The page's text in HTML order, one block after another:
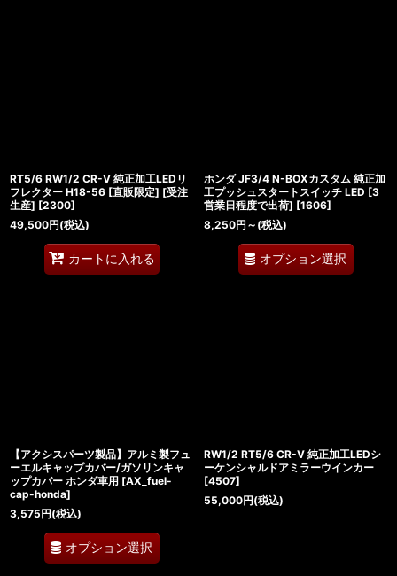
RT5/6 RW1/2 CR-V 純正加工LEDリ
フレクター H18-56 [直販限定] [受注
生産] [2300]
49,500円(税込)
カートに入れる
ホンダ JF3/4 N-BOXカスタム 純正加
工プッシュスタートスイッチ LED [3
営業日程度で出荷] [1606]
8,250円 ～ (税込)
オプション選択
【アクシスパーツ製品】アルミ製フュ
ーエルキャップカバー/ガソリンキャ
ップカバー ホンダ車用 [AX_fuel-
cap-honda]
3,575円(税込)
オプション選択
RW1/2 RT5/6 CR-V 純正加工LEDシ
ーケンシャルドアミラーウインカー
[4507]
55,000円(税込)